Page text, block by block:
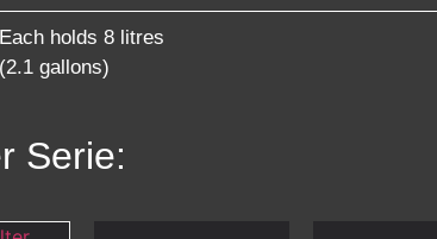
Each holds 8 litres
(2.1 gallons)
Serie: